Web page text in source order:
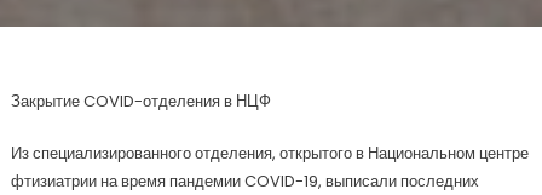
Закрытие COVID-отделения в НЦФ
Из специализированного отделения, открытого в Национальном центре
фтизиатрии на время пандемии COVID-19, выписали последних